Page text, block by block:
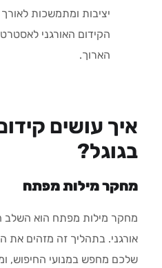
יציבות ומתמשכות
הקידום האורגני
הארוך.
איך עושים
בגוגל?
מחקר מילות מפתח
מחקר מילות מפתח הוא השלב
אורגני. בתהליך זה מזהים את
שלכם מחפש במנועי החיפוש,